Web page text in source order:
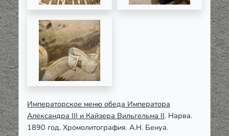
Императорское меню обеда Императора
Александра III и Кайзера Вильгельма II. Нарва.
1890 год. Хромолитография. А.Н. Бенуа.